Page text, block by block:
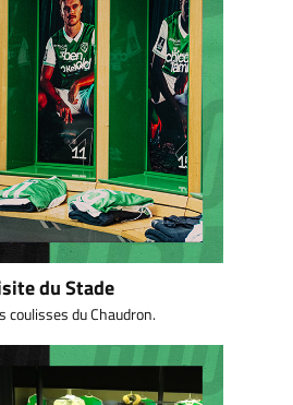
du Stade
coulisses du Chaudron.